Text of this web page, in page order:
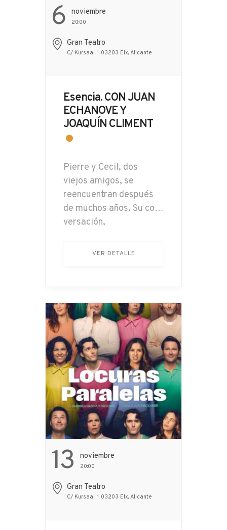
6 Noviembre
20:00
Gran Teatro
C/ Kursaal, 1, 03203 Elx, Alicante
Esencia. CON JUAN
ECHANOVE Y
JOAQUÍN CLIMENT
Pierre y Cecil, dos
viejos amigos, se
reencuentran después
de muchos años. Su con-
versación,
recuerdos y reflexiones,
llegar. ¿O quizá ha
estado presente
desde… ...
VER DETALLE
13 Noviembre
20:00
Gran Teatro
C/ Kursaal, 1, 03203 Elx, Alicante